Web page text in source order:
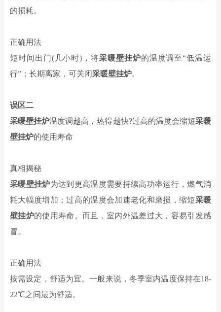
的损耗。
正确用法
短时间出门(几小时)，将采暖壁挂炉的温度调至“低温运
行”； 长期离家，可关闭采暖壁挂炉。
误区二
采暖壁挂炉温度调越高，热得越快?过高的温度会缩短采暖
壁挂炉的使用寿命
真相揭秘
采暖壁挂炉为达到更高温度需要持续高功率运行，燃气消
耗大幅度增加 ； 过高的温度会加速老化和磨损，缩短采暖
壁挂炉的使用寿命。而且，室内外温差过大，容易引发感
冒。
正确用法
按需设定，舒适为宜。一般来说，冬季室内温度保持在18-
22℃之间最为舒适。